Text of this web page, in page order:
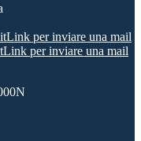
Link per inviare una mail
Link per inviare una mail